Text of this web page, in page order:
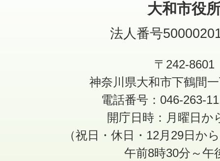
大和市役
法人番号
〒242-8601
神奈川県大和市下鶴間
電話番号：046-263-
開庁日時：月曜日か
（祝日・休日・12月29日か
午前8時30分～午